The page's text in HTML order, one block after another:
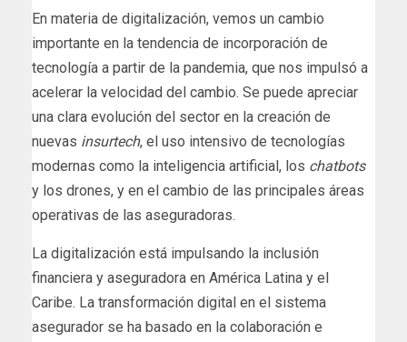
En materia de digitalización, vemos un cambio
importante en la tendencia de incorporación de
tecnología a partir de la pandemia, que nos impulsó a
acelerar la velocidad del cambio. Se puede apreciar
una clara evolución del sector en la creación de
nuevas insurtech, el uso intensivo de tecnologías
modernas como la inteligencia artificial, los chatbots
y los drones, y en el cambio de las principales áreas
operativas de las aseguradoras.
La digitalización está impulsando la inclusión
financiera y aseguradora en América Latina y el
Caribe. La transformación digital en el sistema
asegurador se ha basado en la colaboración e